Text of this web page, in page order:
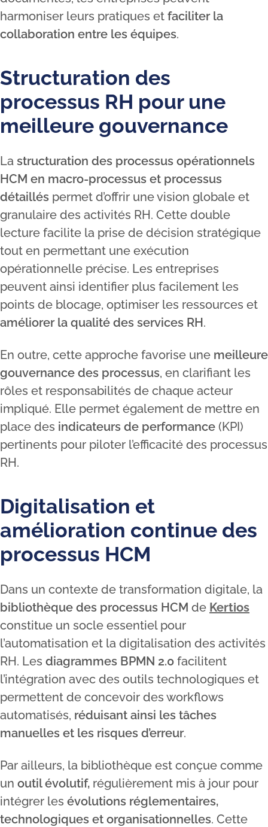
harmoniser leurs pratiques et faciliter la
collaboration entre les équipes.
Structuration des
processus RH pour une
meilleure gouvernance
La structuration des processus opérationnels
HCM en macro-processus et processus
détaillés permet d’offrir une vision globale et
granulaire des activités RH. Cette double
lecture facilite la prise de décision stratégique
tout en permettant une exécution
opérationnelle précise. Les entreprises
peuvent ainsi identifier plus facilement les
points de blocage, optimiser les ressources et
améliorer la qualité des services RH.
En outre, cette approche favorise une meilleure
gouvernance des processus, en clarifiant les
rôles et responsabilités de chaque acteur
impliqué. Elle permet également de mettre en
place des indicateurs de performance (KPI)
pertinents pour piloter l’efficacité des processus
RH.
Digitalisation et
amélioration continue des
processus HCM
Dans un contexte de transformation digitale, la
bibliothèque des processus HCM de Kertios
constitue un socle essentiel pour
l’automatisation et la digitalisation des activités
RH. Les diagrammes BPMN 2.0 facilitent
l’intégration avec des outils technologiques et
permettent de concevoir des workflows
automatisés, réduisant ainsi les tâches
manuelles et les risques d’erreur.
Par ailleurs, la bibliothèque est conçue comme
un outil évolutif, régulièrement mis à jour pour
intégrer les évolutions réglementaires,
technologiques et organisationnelles. Cette